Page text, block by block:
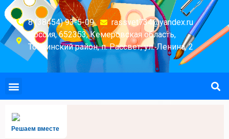
8 (38454) 93-5-09
rassvet734@yandex.ru
Россия, 652353, Кемеровская область,
Топкинский район, п. Рассвет, ул. Ленина, 2
Решаем вместе